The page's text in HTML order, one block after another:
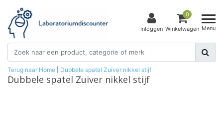
Inloggen
0
Winkelwagen Menu
Terug naar Home Dubbele spatel Zuiver nikkel stijf
Dubbele spatel Zuiver nikkel stijf